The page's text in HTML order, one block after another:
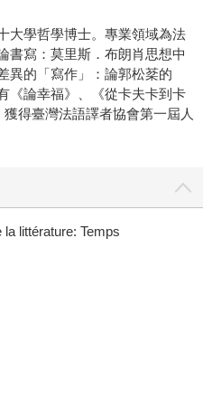
大學哲學博士。專業領域為法
書寫：莫里斯．布朗肖思想中
異的「寫作」：論郭松棻的
《論幸福》、《從卡夫卡到卡
得臺灣法語譯者協會第一屆人
la littérature: Temps